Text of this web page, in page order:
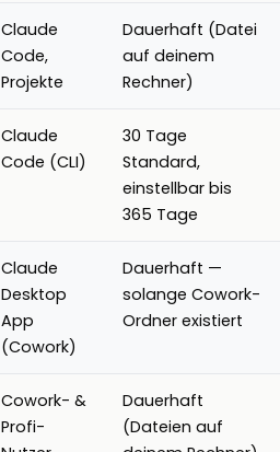
Claude
Code,
Projekte
Dauerhaft (Datei
auf deinem
Rechner)
Claude
Code (CLI)
30 Tage
Standard,
einstellbar bis
365 Tage
Claude
Desktop
App
(Cowork)
Dauerhaft —
solange Cowork-
Ordner existiert
Cowork- &
Profi-
Dauerhaft
(Dateien auf